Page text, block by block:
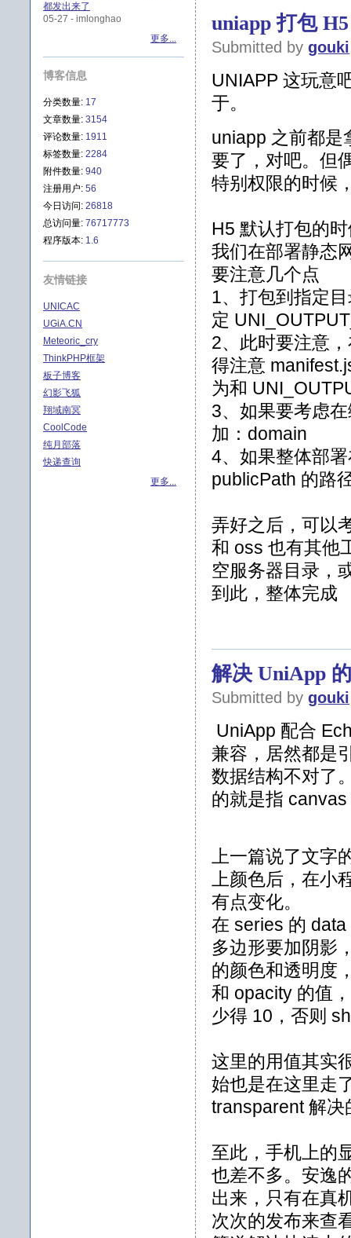
uniapp 打包
Submitted by gouki
UNIAPP 这玩意
于。
uniapp 之前都是
要了，对吧。但
特别权限的时候
H5 默认打包的
我们在部署静态
要注意几个点
1、打包到指定
定
2、此时要注意
得注意
为和
3、如果要考虑
加：domain
4、如果整体部
publicPath 的路
弄好之后，可以
和 oss 也有其他
空服务器目录，
到此，整体完成
解决 UniApp
Submitted by gouki
UniApp 配合
兼容，居然都是
数据结构不对了
的就是指
上一篇说了文
上颜色后，在
有点变化。
在 series 的
多边形要加阴影
的颜色和透明度
和 opacity 的值
少得 10，否则
这里的用值其实
始也是在这里走
transparent 解决
至此，手机上的
也差不多。安逸
出来，只有在真
次次的发布来查
都发出来了
05-27 - imlonghao
更多...
博客信息
分类数量: 17
文章数量: 3154
评论数量: 1911
标签数量: 2284
附件数量: 940
注册用户: 56
今日访问: 26818
总访问量: 76717773
程序版本: 1.6
友情链接
UNICAC
UGiA.CN
Meteoric_cry
ThinkPHP框架
板子博客
幻影飞狐
翔域南冥
CoolCode
纯月部落
快递查询
更多...